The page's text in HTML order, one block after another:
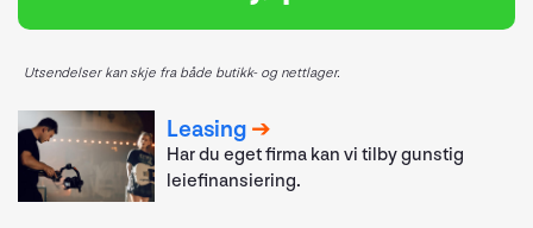
Utsendelser kan skje fra både butikk- og nettlager.
Leasing
Har du eget firma kan vi tilby gunstig
leiefinansiering.